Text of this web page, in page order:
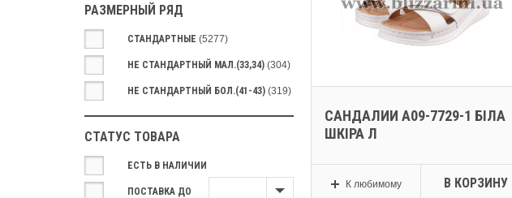
РАЗМЕРНЫЙ РЯД
СТАНДАРТНЫЕ(5277)
НЕ СТАНДАРТНЫЙ МАЛ.(33,34)(304)
НЕ СТАНДАРТНЫЙ БОЛ.(41-43)(319)
СТАТУС ТОВАРА
ЕСТЬ В НАЛИЧИИ
ПОСТАВКА ДО
САНДАЛИИ A09-7729-1 БІЛА
ШКІРА Л
К любимому В КОРЗИНУ